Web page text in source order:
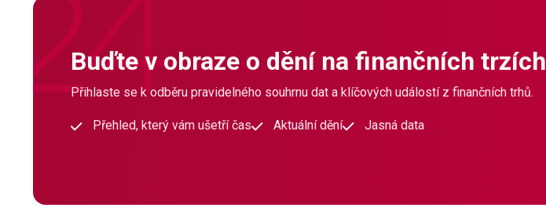
Buďte v obraze o dění na finančních trzích
Přihlaste se k odběru pravidelného souhrnu dat a klíčových událostí z finančních trhů.
Přehled, který vám ušetří čas Aktuální dění Jasná data